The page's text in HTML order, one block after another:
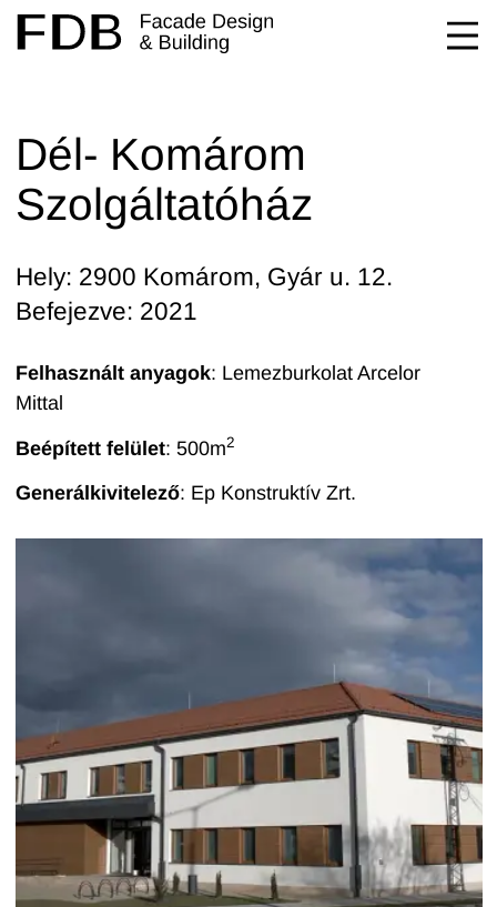
Dél- Komárom
Szolgáltatóház
Hely: 2900 Komárom, Gyár u. 12.
Befejezve: 2021
Felhasznált anyagok: Lemezburkolat Arcelor
Mittal
Beépített felület: 500m2
Generálkivitelező: Ep Konstruktív Zrt.